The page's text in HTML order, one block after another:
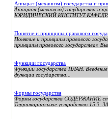
Аппарат (механизм) государства и
Аппарат (механизм) государства
ЮРИДИЧЕСКИЙ ИНСТИТУТ
Понятие и принципы правового
Понятие и принципы правового
принципы правового государства»
Функции государства
Функции государства ПЛАН.
функции государства...
Формы государства
Формы государства СОДЕРЖАНИЕ
Территориальное устройство 15